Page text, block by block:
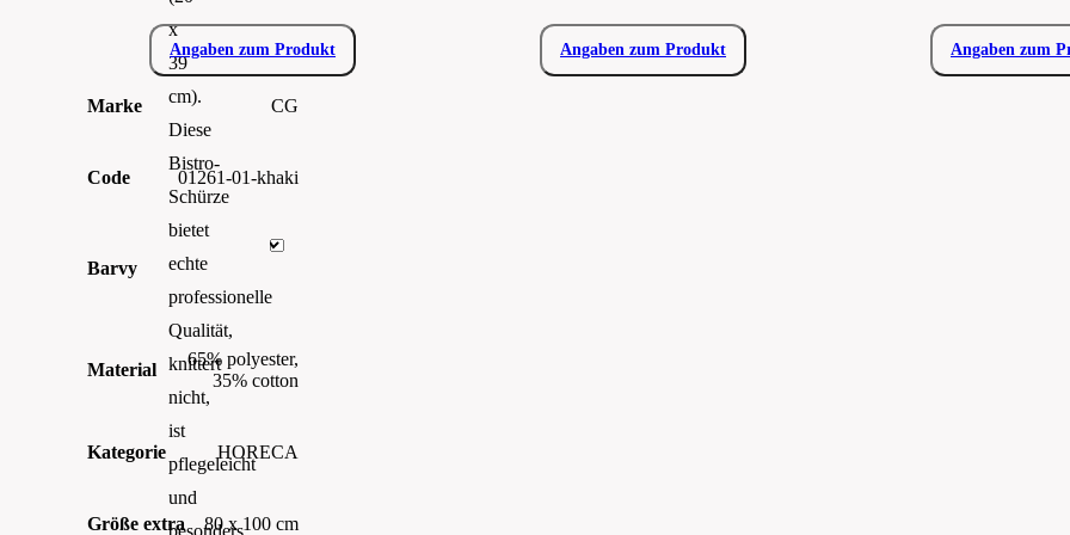
x
39
cm).
Diese
Bistro-
Schürze
bietet
echte
professionelle
Qualität,
knittert
nicht,
ist
pflegeleicht
und
Marke CG
Code 01261-01-khaki
Barvy
Material
65% polyester,
35% cotton
Kategorie HORECA
Größe extra 80 x 100 cm
Angaben zum Produkt Angaben zum Produkt Angaben zum